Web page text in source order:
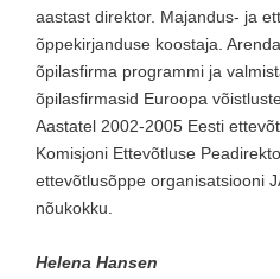
aastast direktor. Majandus- ja
õppekirjanduse koostaja.
õpilasfirma programmi ja
õpilasfirmasid Euroopa
Aastatel 2002-2005 Eesti
Komisjoni Ettevõtluse
ettevõtlusõppe organisatsiooni
nõukokku.
Helena Hansen